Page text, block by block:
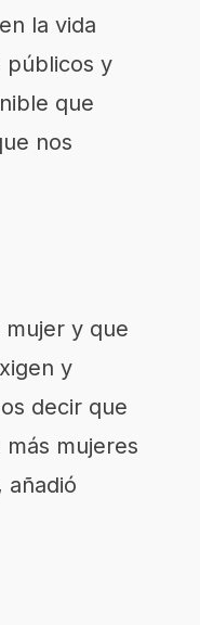
la vida
públicos y
que
nos
y que
y
decir que
mujeres
añadió